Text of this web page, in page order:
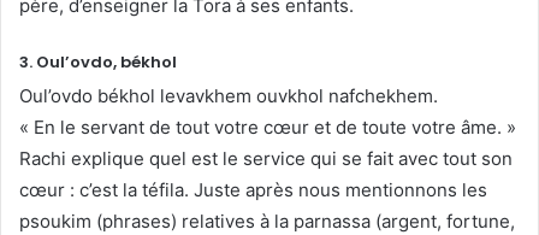
père, d’enseigner la Tora à ses enfants.
3. Oul’ovdo, békhol
Oul’ovdo békhol levavkhem ouvkhol nafchekhem.
« En le servant de tout votre cœur et de toute votre âme. »
Rachi explique quel est le service qui se fait avec tout son
cœur : c’est la téfila. Juste après nous mentionnons les
psoukim (phrases) relatives à la parnassa (argent, fortune,